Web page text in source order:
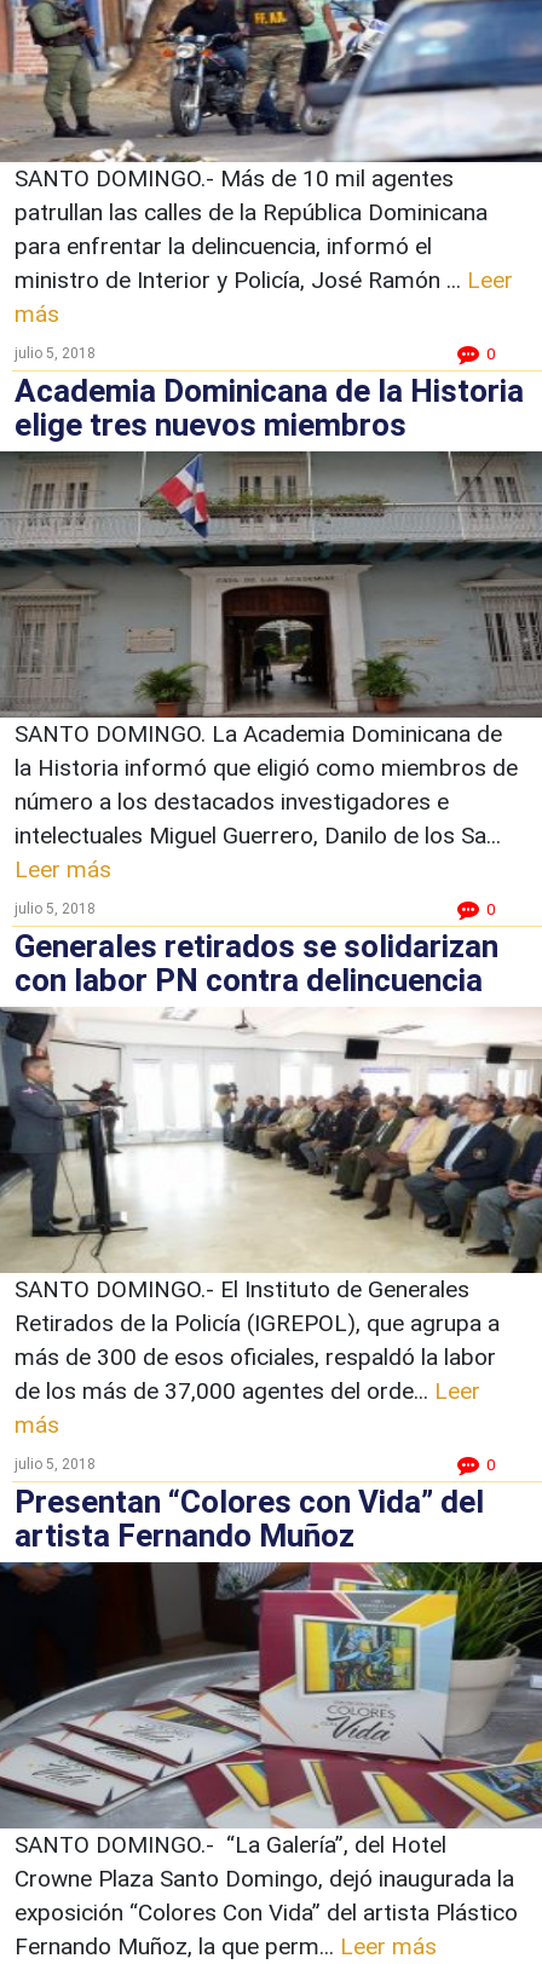
SANTO DOMINGO.- Más de 10 mil agentes
patrullan las calles de la República Dominicana
para enfrentar la delincuencia, informó el
ministro de Interior y Policía, José Ramón ... Leer
más
julio 5, 2018 0
Academia Dominicana de la Historia
elige tres nuevos miembros
SANTO DOMINGO. La Academia Dominicana de
la Historia informó que eligió como miembros de
número a los destacados investigadores e
intelectuales Miguel Guerrero, Danilo de los Sa...
Leer más
julio 5, 2018 0
Generales retirados se solidarizan
con labor PN contra delincuencia
SANTO DOMINGO.- El Instituto de Generales
Retirados de la Policía (IGREPOL), que agrupa a
más de 300 de esos oficiales, respaldó la labor
de los más de 37,000 agentes del orde... Leer
más
julio 5, 2018 0
Presentan “Colores con Vida” del
artista Fernando Muñoz
SANTO DOMINGO.- “La Galería”, del Hotel
Crowne Plaza Santo Domingo, dejó inaugurada la
exposición “Colores Con Vida” del artista Plástico
Fernando Muñoz, la que perm... Leer más